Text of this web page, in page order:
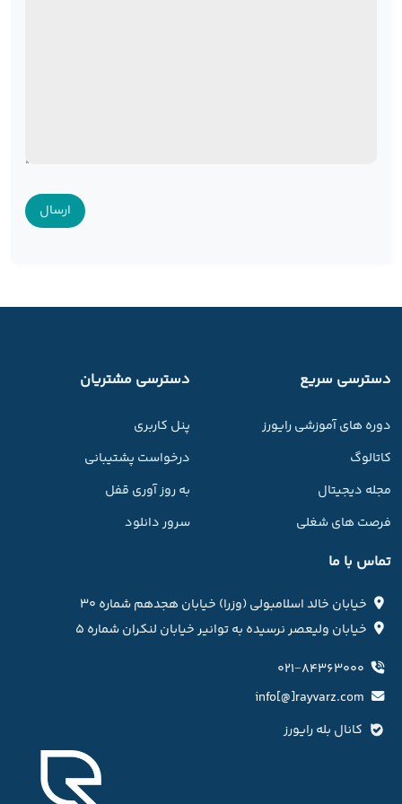
دسترسی سریع
دوره های آموزشی رایورز
کاتالوگ
مجله دیجیتال
فرصت های شغلی
دسترسی مشتریان
پنل کاربری
درخواست پشتیبانی
به روز آوری قفل
سرور دانلود
تماس با ما
خیابان خالد اسلامبولی (وزرا) خیابان هجدهم شماره ۳۰
خیابان ولیعصر نرسیده به توانیر خیابان لنکران شماره ۵
۰۲۱−۸۴۳۶۳۰۰۰
info[@]rayvarz.com
کانال بله رایورز